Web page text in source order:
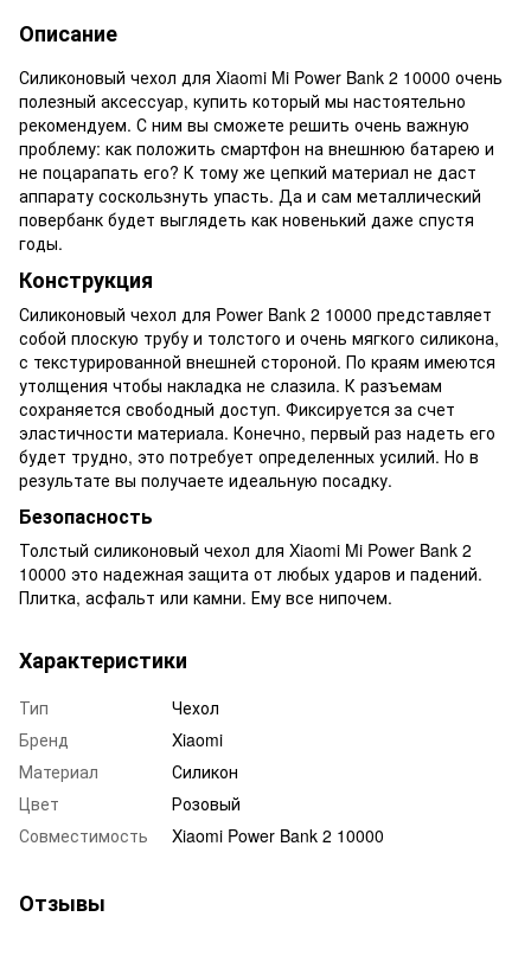
Описание
Силиконовый чехол для Xiaomi Mi Power Bank 2 10000 очень
полезный аксессуар, купить который мы настоятельно
рекомендуем. С ним вы сможете решить очень важную
проблему: как положить смартфон на внешнюю батарею и
не поцарапать его? К тому же цепкий материал не даст
аппарату соскользнуть упасть. Да и сам металлический
повербанк будет выглядеть как новенький даже спустя
годы.
Конструкция
Силиконовый чехол для Power Bank 2 10000 представляет
собой плоскую трубу и толстого и очень мягкого силикона,
с текстурированной внешней стороной. По краям имеются
утолщения чтобы накладка не слазила. К разъемам
сохраняется свободный доступ. Фиксируется за счет
эластичности материала. Конечно, первый раз надеть его
будет трудно, это потребует определенных усилий. Но в
результате вы получаете идеальную посадку.
Безопасность
Толстый силиконовый чехол для Xiaomi Mi Power Bank 2
10000 это надежная защита от любых ударов и падений.
Плитка, асфальт или камни. Ему все нипочем.
Характеристики
Тип
Чехол
Бренд
Xiaomi
Материал
Силикон
Цвет
Розовый
Совместимость
Xiaomi Power Bank 2 10000
Отзывы